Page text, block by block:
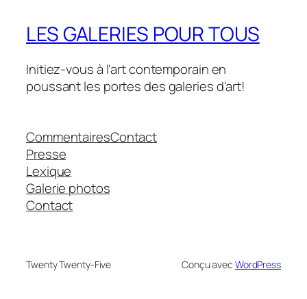
LES GALERIES POUR TOUS
Initiez-vous à l'art contemporain en
poussant les portes des galeries d'art!
Commentaires
Presse
Lexique
Galerie photos
Contact
Contact
Twenty Twenty-Five Conçu avec WordPress